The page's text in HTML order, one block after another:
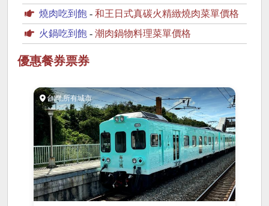
燒肉吃到飽 - 和王日式真碳火精緻燒肉菜單價格
火鍋吃到飽 - 潮肉鍋物料理菜單價格
優惠餐券票券